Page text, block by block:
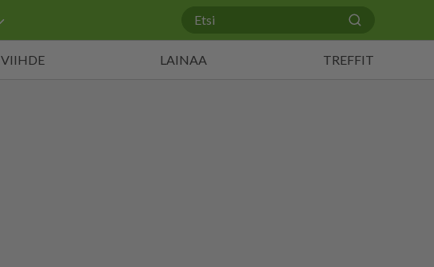
VIIHDE LAINAA TREFFIT